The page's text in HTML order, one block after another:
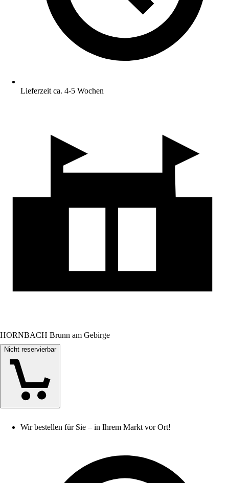
Lieferzeit ca. 4-5 Wochen
HORNBACH Brunn am Gebirge
Nicht reservierbar
Wir bestellen für Sie – in Ihrem Markt vor Ort!